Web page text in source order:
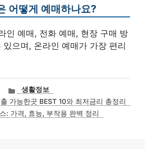
어떻게 예매하나요?
인 예매, 전화 예매, 현장 구매 방
있으며, 온라인 예매가 가장 편리
카
테
고
리
생활정보
가능한곳 BEST 10와 최저금리 총정리
: 가격, 효능, 부작용 완벽 정리